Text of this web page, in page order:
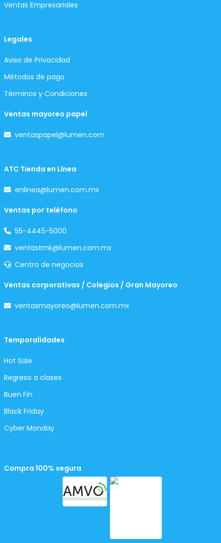
Ventas Empresariales
Legales
Aviso de Privacidad
Métodos de pago
Términos y Condiciones
Ventas mayoreo papel
ventaspapel@lumen.com
ATC Tienda en Línea
enlinea@lumen.com.mx
Ventas por teléfono
55-4445-5000
ventastmk@lumen.com.mx
Centro de negocios
Ventas corporativas / Colegios / Gran Mayoreo
ventasmayoreo@lumen.com.mx
Temporalidades
Hot Sale
Regreso a clases
Buen Fin
Black Friday
Cyber Monday
Compra 100% segura